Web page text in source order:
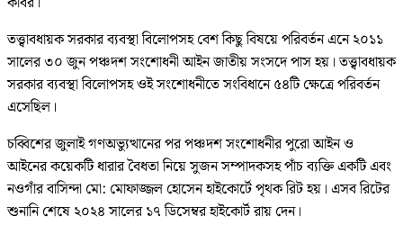
তত্ত্বাবধায়ক সরকার ব্যবস্থা বিলোপসহ বেশ কিছু বিষয়ে পরিবর্তন এনে ২০১১
সালের ৩০ জুন পঞ্চদশ সংশোধনী আইন জাতীয় সংসদে পাস হয়। তত্ত্বাবধায়ক
সরকার ব্যবস্থা বিলোপসহ ওই সংশোধনীতে সংবিধানে ৫৪টি ক্ষেত্রে পরিবর্তন
এসেছিল।
চব্বিশের জুলাই গণঅভ্যুত্থানের পর পঞ্চদশ সংশোধনীর পুরো আইন ও
আইনের কয়েকটি ধারার বৈধতা নিয়ে সুজন সম্পাদকসহ পাঁচ ব্যক্তি একটি এবং
নওগাঁর বাসিন্দা মো: মোফাজ্জল হোসেন হাইকোর্টে পৃথক রিট হয়। এসব রিটের
শুনানি শেষে ২০২৪ সালের ১৭ ডিসেম্বর হাইকোর্ট রায় দেন।